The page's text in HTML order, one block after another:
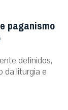
paganismo
definidos,
da liturgia e